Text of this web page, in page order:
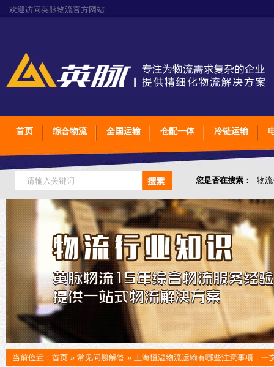
欢迎访问英脉物流官方网站
首页 综合物流 全国运输 仓配一体 冷链运输
您是否在搜索： 物
仓储综合专业定制物
当前位置： 首页 » 常见问题解答 » 上海恒温物流运输有哪些注意事项，一